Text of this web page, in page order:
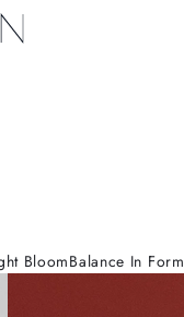
BloomBalance In Form